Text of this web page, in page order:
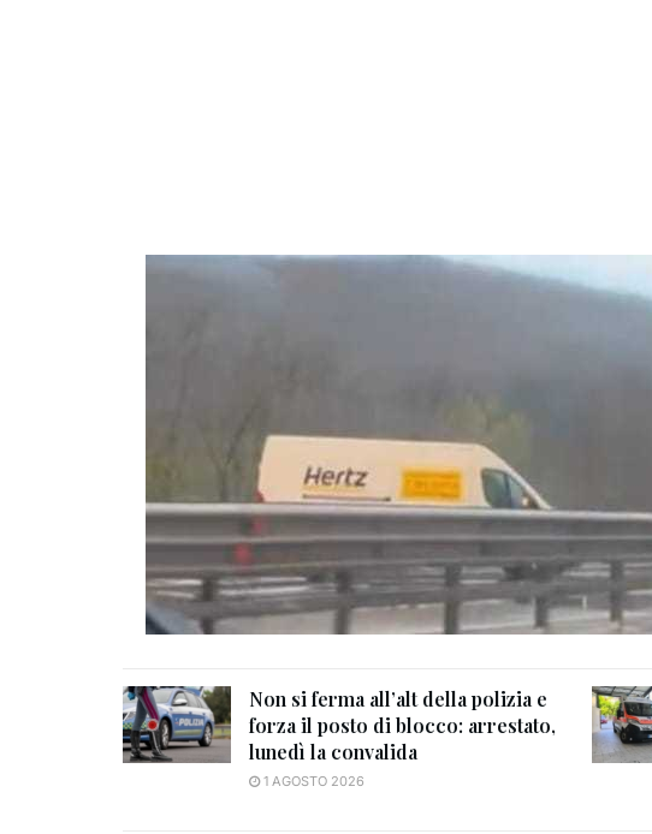
Non si ferma all’alt della polizia e
forza il posto di blocco: arrestato,
lunedì la convalida
1 AGOSTO 2026